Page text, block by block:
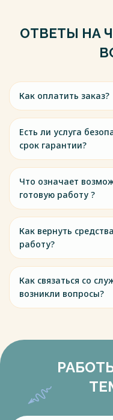
ОТВЕТЫ НА
Как оплатить заказ?
Есть ли услуга
срок гарантии?
Что означает
готовую работу ?
Как вернуть
работу?
Как связаться со
возникли вопросы?